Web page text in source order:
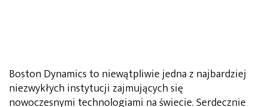
Boston Dynamics to niewątpliwie jedna z najbardziej
niezwykłych instytucji zajmujących się
nowoczesnymi technologiami na świecie. Serdecznie